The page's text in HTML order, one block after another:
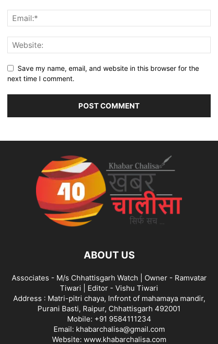
Save my name, email, and website in this browser for the
next time I comment.
ABOUT US
Associates - M/s Chhattisgarh Watch | Owner - Ramvatar
Tiwari | Editor - Vishu Tiwari
Address : Matri-pitri chaya, Infront of mahamaya mandir,
Purani Basti, Raipur, Chhattisgarh 492001
Mobile: +91 9584111234
Email: khabarchalisa@gmail.com
Website: www.khabarchalisa.com